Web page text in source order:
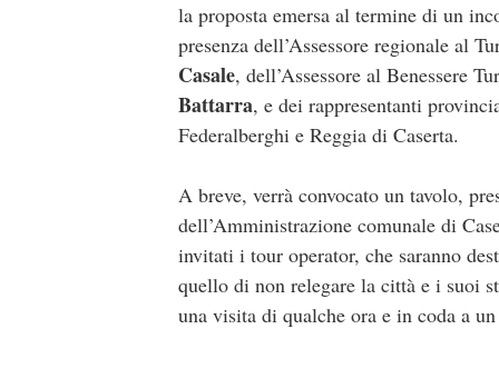
la proposta emersa al termine di un
presenza dell’Assessore regionale al
Casale, dell’Assessore al Benessere
Battarra, e dei rappresentanti
Federalberghi e Reggia di Caserta.
A breve, verrà convocato un tavolo,
dell’Amministrazione comunale di
invitati i tour operator, che saranno
quello di non relegare la città e i suoi
una visita di qualche ora e in coda a